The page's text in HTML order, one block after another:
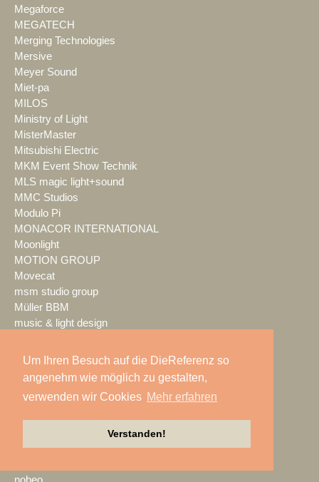
Um Ihren Besuch auf die DieReferenz so
angenehm wie möglich zu gestalten,
verwenden wir Cookies Mehr erfahren
Verstanden!
Megaforce
MEGATECH
Merging Technologies
Mersive
Meyer Sound
Miet-pa
MILOS
Ministry of Light
MisterMaster
Mitsubishi Electric
MKM Event Show Technik
MLS magic light+sound
MMC Studios
Modulo Pi
MONACOR INTERNATIONAL
Moonlight
MOTION GROUP
Movecat
msm studio group
Müller BBM
music & light design
NEC Display Solutions
Neumann&Müller
Neumann.Berlin
NIEMEIER Event Tools
nobeo